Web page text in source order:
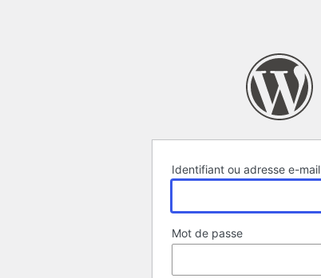
Identifiant ou adresse e-mail
Mot de passe